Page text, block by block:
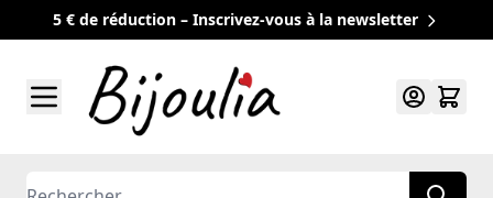
5 € de réduction – Inscrivez-vous à la newsletter
Rechercher